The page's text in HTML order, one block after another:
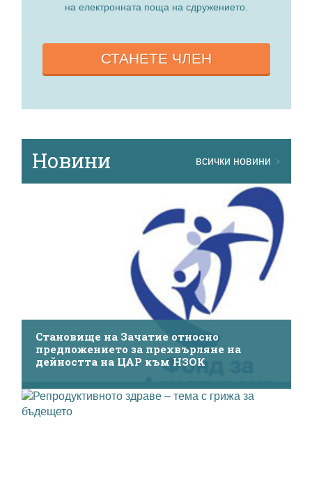
на електронната поща на сдружението.
СТАНЕТЕ ЧЛЕН
Новини всички новини
Становище на Зачатие относно
предложението за прехвърляне на
дейността на ЦАР към НЗОК